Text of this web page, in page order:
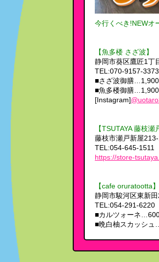
今行くべき!NEWオ
【魚多楼 さざ波】
静岡市葵区鷹匠1丁
TEL:070-9157-3373
■さざ波御膳
■魚多楼御膳
[Instagram]
【TSUTAYA 藤枝瀬
藤枝市瀬戸新屋
TEL:054-645-1511
https://store-
【cafe oruratootta】
静岡市駿河区東新
TEL:054-291-6220
■カルツォーネ
■晩白柚スカッシュ